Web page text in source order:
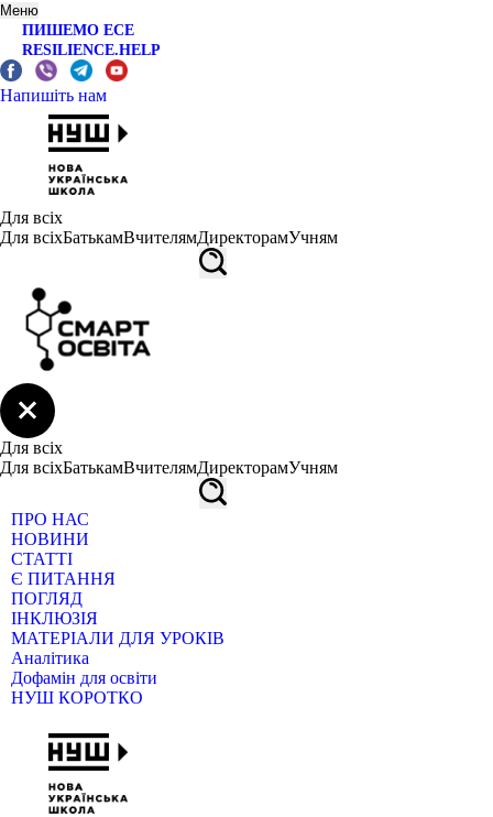
Меню
ПИШЕМО ЕСЕ
RESILIENCE.HELP
Напишіть нам
Для всіх
Для всіхБатькамВчителямДиректорамУчням
Для всіх
Для всіхБатькамВчителямДиректорамУчням
ПРО НАС
НОВИНИ
СТАТТІ
Є ПИТАННЯ
ПОГЛЯД
ІНКЛЮЗІЯ
МАТЕРІАЛИ ДЛЯ УРОКІВ
Аналітика
Дофамін для освіти
НУШ КОРОТКО